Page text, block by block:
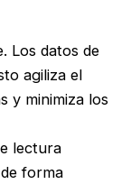
Los datos de
agiliza el
y minimiza los
lectura
forma